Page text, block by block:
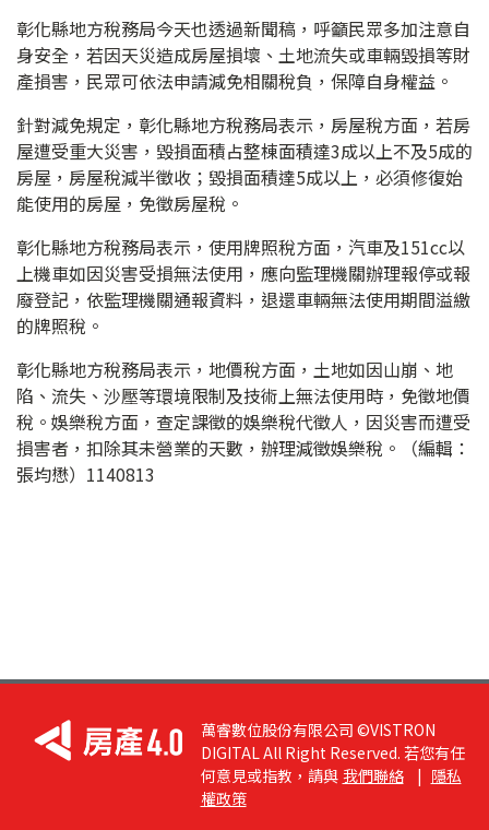
彰化縣地方稅務局今天也透過新聞稿，呼籲民眾多加注意自
身安全，若因天災造成房屋損壞、土地流失或車輛毀損等財
產損害，民眾可依法申請減免相關稅負，保障自身權益。
針對減免規定，彰化縣地方稅務局表示，房屋稅方面，若房
屋遭受重大災害，毀損面積占整棟面積達3成以上不及5成的
房屋，房屋稅減半徵收；毀損面積達5成以上，必須修復始
能使用的房屋，免徵房屋稅。
彰化縣地方稅務局表示，使用牌照稅方面，汽車及151cc以
上機車如因災害受損無法使用，應向監理機關辦理報停或報
廢登記，依監理機關通報資料，退還車輛無法使用期間溢繳
的牌照稅。
彰化縣地方稅務局表示，地價稅方面，土地如因山崩、地
陷、流失、沙壓等環境限制及技術上無法使用時，免徵地價
稅。娛樂稅方面，查定課徵的娛樂稅代徵人，因災害而遭受
損害者，扣除其未營業的天數，辦理減徵娛樂稅。（編輯：
張均懋）1140813
萬睿數位股份有限公司 ©VISTRON
DIGITAL All Right Reserved. 若您有任
何意見或指教，請與 我們聯絡 | 隱私
權政策